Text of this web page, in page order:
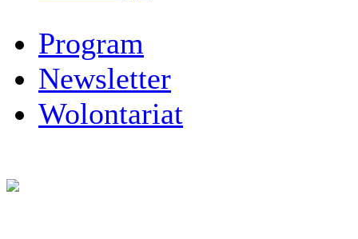
Program
Newsletter
Wolontariat